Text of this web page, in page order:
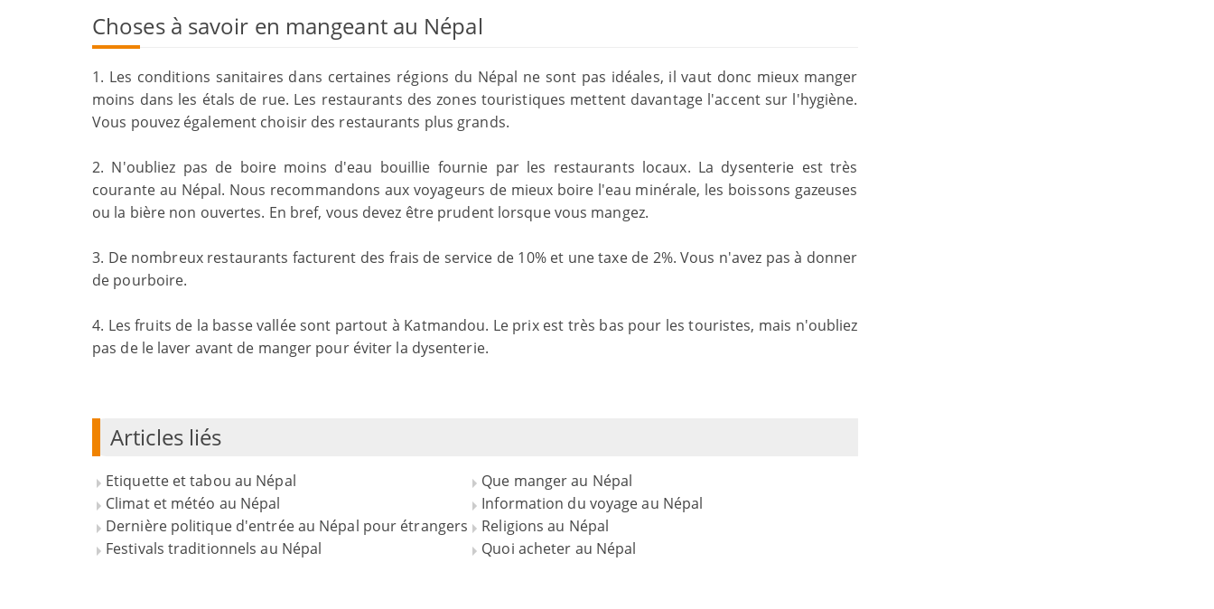
Choses à savoir en mangeant au Népal
1. Les conditions sanitaires dans certaines régions du Népal ne sont pas idéales, il vaut donc mieux manger
moins dans les étals de rue. Les restaurants des zones touristiques mettent davantage l'accent sur l'hygiène.
Vous pouvez également choisir des restaurants plus grands.
2. N'oubliez pas de boire moins d'eau bouillie fournie par les restaurants locaux. La dysenterie est très
courante au Népal. Nous recommandons aux voyageurs de mieux boire l'eau minérale, les boissons gazeuses
ou la bière non ouvertes. En bref, vous devez être prudent lorsque vous mangez.
3. De nombreux restaurants facturent des frais de service de 10% et une taxe de 2%. Vous n'avez pas à donner
de pourboire.
4. Les fruits de la basse vallée sont partout à Katmandou. Le prix est très bas pour les touristes, mais n'oubliez
pas de le laver avant de manger pour éviter la dysenterie.
Articles liés
Etiquette et tabou au Népal
Que manger au Népal
Climat et météo au Népal
Information du voyage au Népal
Dernière politique d'entrée au Népal pour étrangers
Religions au Népal
Festivals traditionnels au Népal
Quoi acheter au Népal